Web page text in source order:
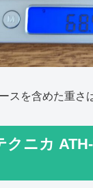
スを含めた重さ
クニカ